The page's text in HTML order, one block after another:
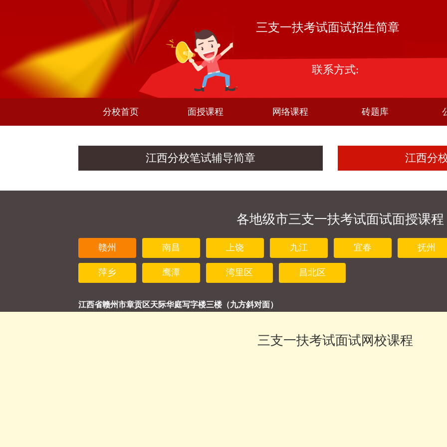
三支一扶考试面试招生简章
联系方式:
分校首页 面授课程 网络课程 砖题库
江西分校笔试辅导简章 江西分
各地级市三支一扶考试面试面授课程
赣州 南昌 上饶 九江 宜春 抚州
萍乡 鹰潭 湾里区 昌北区
江西省赣州市章贡区天际华庭写字楼三楼（九方斜对面）
三支一扶考试面试网校课程